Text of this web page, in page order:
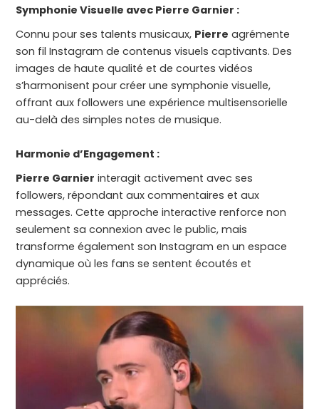
Symphonie Visuelle avec Pierre Garnier :
Connu pour ses talents musicaux, Pierre agrémente
son fil Instagram de contenus visuels captivants. Des
images de haute qualité et de courtes vidéos
s’harmonisent pour créer une symphonie visuelle,
offrant aux followers une expérience multisensorielle
au-delà des simples notes de musique.
Harmonie d’Engagement :
Pierre Garnier interagit activement avec ses
followers, répondant aux commentaires et aux
messages. Cette approche interactive renforce non
seulement sa connexion avec le public, mais
transforme également son Instagram en un espace
dynamique où les fans se sentent écoutés et
appréciés.